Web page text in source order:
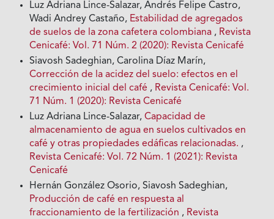
Luz Adriana Lince-Salazar, Andrés Felipe Castro,
Wadi Andrey Castaño, Estabilidad de agregados
de suelos de la zona cafetera colombiana , Revista
Cenicafé: Vol. 71 Núm. 2 (2020): Revista Cenicafé
Siavosh Sadeghian, Carolina Díaz Marín,
Corrección de la acidez del suelo: efectos en el
crecimiento inicial del café , Revista Cenicafé: Vol.
71 Núm. 1 (2020): Revista Cenicafé
Luz Adriana Lince-Salazar,Capacidad de
almacenamiento de agua en suelos cultivados en
café y otras propiedades edáficas relacionadas. ,
Revista Cenicafé: Vol. 72 Núm. 1 (2021): Revista
Cenicafé
Hernán González Osorio, Siavosh Sadeghian,
Producción de café en respuesta al
fraccionamiento de la fertilización , Revista